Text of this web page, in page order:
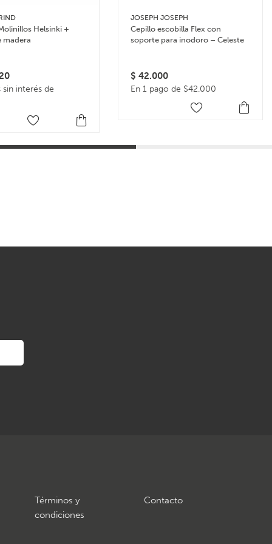
Helsinki +
madera
interés de
JOSEPH JOSEPH
Cepillo escobilla Flex con
soporte para inodoro – Celeste
$ 42.000
En 1 pago de $42.000
Términos y
condiciones
Contacto